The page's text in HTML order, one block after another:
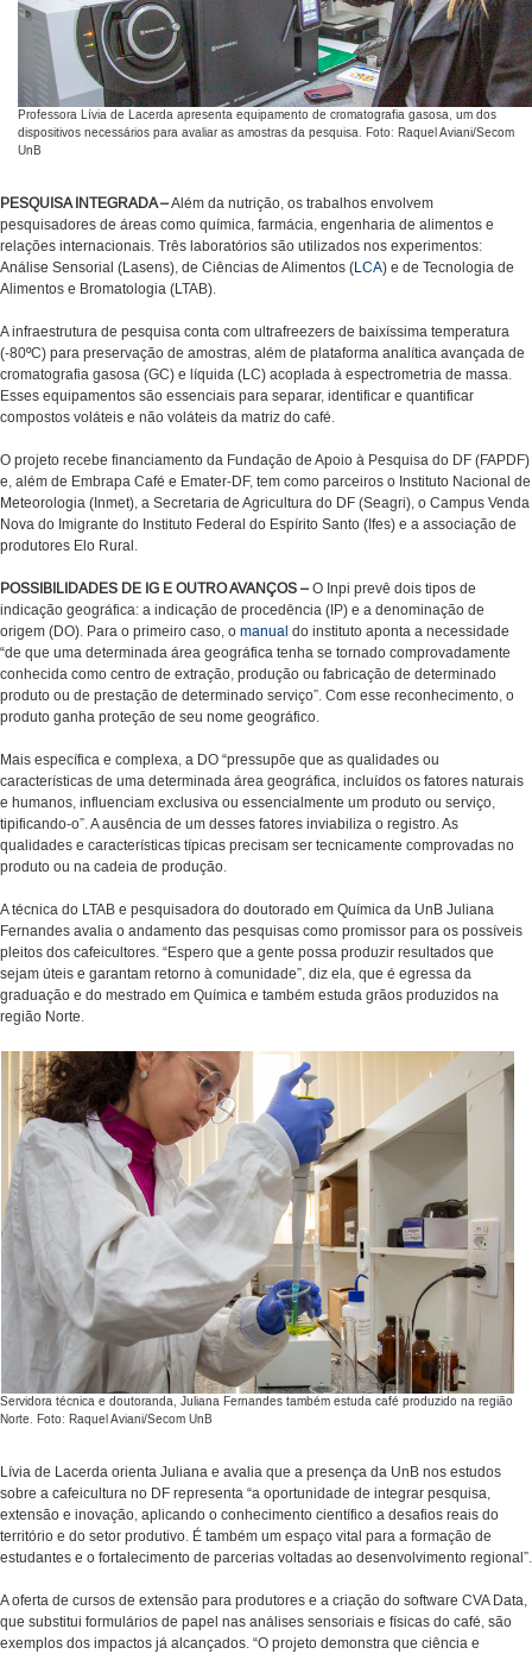
Professora Lívia de Lacerda apresenta equipamento de cromatografia gasosa, um dos
dispositivos necessários para avaliar as amostras da pesquisa. Foto: Raquel Aviani/Secom
UnB
PESQUISA INTEGRADA –Além da nutrição, os trabalhos envolvem
pesquisadores de áreas como química, farmácia, engenharia de alimentos e
relações internacionais. Três laboratórios são utilizados nos experimentos:
Análise Sensorial (Lasens), de Ciências de Alimentos (LCA) e de Tecnologia de
Alimentos e Bromatologia (LTAB).
A infraestrutura de pesquisa conta com ultrafreezers de baixíssima temperatura
(-80ºC) para preservação de amostras, além de plataforma analítica avançada de
cromatografia gasosa (GC) e líquida (LC) acoplada à espectrometria de massa.
Esses equipamentos são essenciais para separar, identificar e quantificar
compostos voláteis e não voláteis da matriz do café.
O projeto recebe financiamento da Fundação de Apoio à Pesquisa do DF (FAPDF)
e, além de Embrapa Café e Emater-DF, tem como parceiros o Instituto Nacional de
Meteorologia (Inmet), a Secretaria de Agricultura do DF (Seagri), o Campus Venda
Nova do Imigrante do Instituto Federal do Espírito Santo (Ifes) e a associação de
produtores Elo Rural.
POSSIBILIDADES DE IG E OUTRO AVANÇOS –O Inpi prevê dois tipos de
indicação geográfica: a indicação de procedência (IP) e a denominação de
origem (DO). Para o primeiro caso, o manual do instituto aponta a necessidade
“de que uma determinada área geográfica tenha se tornado comprovadamente
conhecida como centro de extração, produção ou fabricação de determinado
produto ou de prestação de determinado serviço”. Com esse reconhecimento, o
produto ganha proteção de seu nome geográfico.
Mais específica e complexa, a DO “pressupõe que as qualidades ou
características de uma determinada área geográfica, incluídos os fatores naturais
e humanos, influenciam exclusiva ou essencialmente um produto ou serviço,
tipificando-o”. A ausência de um desses fatores inviabiliza o registro. As
qualidades e características típicas precisam ser tecnicamente comprovadas no
produto ou na cadeia de produção.
A técnica do LTAB e pesquisadora do doutorado em Química da UnB Juliana
Fernandes avalia o andamento das pesquisas como promissor para os possíveis
pleitos dos cafeicultores. “Espero que a gente possa produzir resultados que
sejam úteis e garantam retorno à comunidade”, diz ela, que é egressa da
graduação e do mestrado em Química e também estuda grãos produzidos na
região Norte.
Servidora técnica e doutoranda, Juliana Fernandes também estuda café produzido na região
Norte. Foto: Raquel Aviani/Secom UnB
Lívia de Lacerda orienta Juliana e avalia que a presença da UnB nos estudos
sobre a cafeicultura no DF representa “a oportunidade de integrar pesquisa,
extensão e inovação, aplicando o conhecimento científico a desafios reais do
território e do setor produtivo. É também um espaço vital para a formação de
estudantes e o fortalecimento de parcerias voltadas ao desenvolvimento regional”.
A oferta de cursos de extensão para produtores e a criação do software CVA Data,
que substitui formulários de papel nas análises sensoriais e físicas do café, são
exemplos dos impactos já alcançados. “O projeto demonstra que ciência e